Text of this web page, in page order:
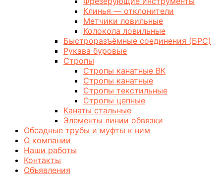
Клинья — отклонители
Метчики ловильные
Колокола ловильные
Быстроразъёмные соединения (БРС)
Рукава буровые
Стропы
Стропы канатные ВК
Стропы канатные
Стропы текстильные
Стропы цепные
Канаты стальные
Элементы линии обвязки
Обсадные трубы и муфты к ним
О компании
Наши работы
Контакты
Объявления